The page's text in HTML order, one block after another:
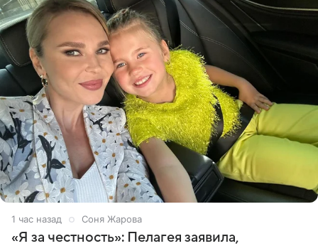
1 час назад Соня Жарова
«Я за честность»: Пелагея заявила,